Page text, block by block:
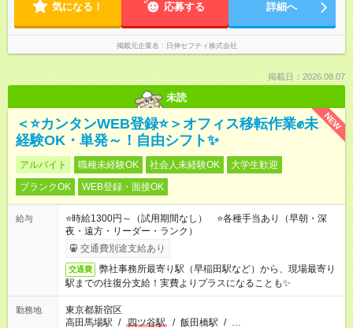
気になる！ 応募する 詳細へ
掲載元企業名 日伸セフティ株式会社
掲載日：2026.08.07
未読
NEW
＜⭐カンタンWEB登録⭐＞オフィス移転作業✊未
経験OK・単発～！自由シフト✨
アルバイト 職種未経験OK 社会人未経験OK
大学生歓迎
ブランクOK
WEB登録・面接OK
給与
⭐時給1300円～（試用期間なし） ⭐各種手当あり（早朝・深
夜・遠方・リーダー・ランク）
交通費別途支給あり
交通費
弊社事務所最寄り駅（早稲田駅など）から、現場最寄り
駅までの往復分支給！実費よりプラスになることも✨
勤務地
東京都新宿区
高田馬場駅 / 四ツ谷駅 / 飯田橋駅 / …